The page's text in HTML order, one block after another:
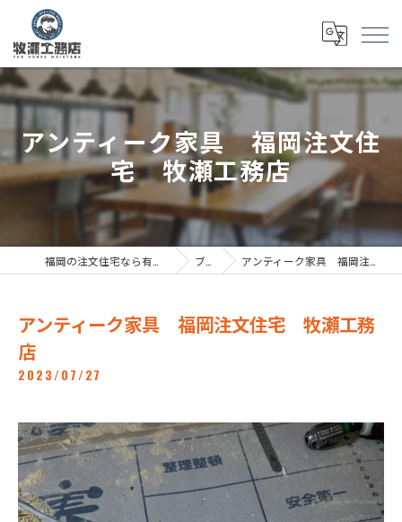
アンティーク家具 福岡注文住
宅 牧瀬工務店
ブログ アンティーク家具 福岡注文住宅 牧瀬工務店
アンティーク家具 福岡注文住宅 牧瀬工務
店
2023/07/27